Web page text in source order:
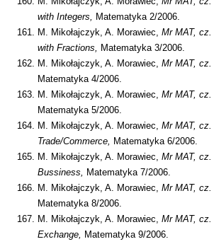
with Integers, Matematyka 2/2006.
M. Mikołajczyk, A. Morawiec, Mr MAT,
with Fractions, Matematyka 3/2006.
M. Mikołajczyk, A. Morawiec, Mr MAT,
Matematyka 4/2006.
M. Mikołajczyk, A. Morawiec, Mr MAT,
Matematyka 5/2006.
M. Mikołajczyk, A. Morawiec, Mr MAT,
Trade/Commerce, Matematyka 6/2006.
M. Mikołajczyk, A. Morawiec, Mr MAT,
Bussiness, Matematyka 7/2006.
M. Mikołajczyk, A. Morawiec, Mr MAT, cz.
Matematyka 8/2006.
M. Mikołajczyk, A. Morawiec, Mr MAT,
Exchange, Matematyka 9/2006.